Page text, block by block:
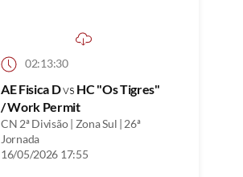
02:13:30
AE Fisica Dvs HC "Os Tigres"
/ Work Permit
CN 2ª Divisão | Zona Sul | 26ª
Jornada
16/05/2026 17:55